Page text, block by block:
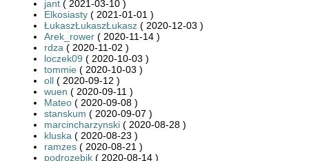
jant ( 2021-03-10 )
Elkosiasty ( 2021-01-01 )
ŁukaszŁukaszŁukasz ( 2020-12-03 )
Arek_rower ( 2020-11-14 )
rdza ( 2020-11-02 )
loczek09 ( 2020-10-03 )
tommie ( 2020-10-03 )
oll ( 2020-09-12 )
wuen ( 2020-09-11 )
Mateo ( 2020-09-08 )
stanskum ( 2020-09-07 )
marcincharzynski ( 2020-08-28 )
kluska ( 2020-08-23 )
ramzes ( 2020-08-21 )
podrozebik ( 2020-08-14 )